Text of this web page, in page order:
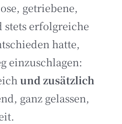
getriebene,
stets erfolgreiche
hatte,
einzuschlagen:
und zusätzlich
ganz gelassen,